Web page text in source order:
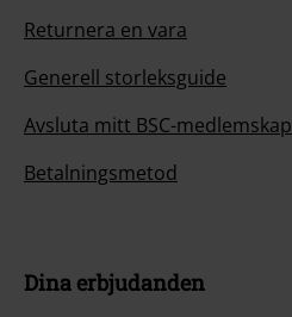
Returnera en vara
Generell storleksguide
Avsluta mitt BSC-medlemskap
Betalningsmetod
Dina erbjudanden